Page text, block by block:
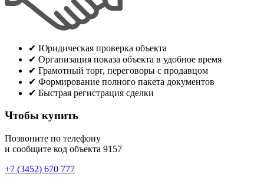
✔ Юридическая проверка объекта
✔ Организация показа объекта в удобное время
✔ Грамотный торг, переговоры с продавцом
✔ Формирование полного пакета документов
✔ Быстрая регистрация сделки
Чтобы купить
Позвоните по телефону
и сообщите код объекта 9157
+7 (3452) 670 777